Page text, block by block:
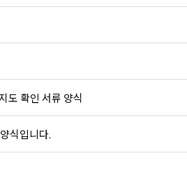
도 확인 서류 양식
식입니다.